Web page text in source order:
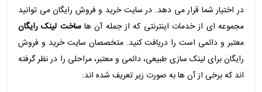
در اختیار شما قرار می دهد. در سایت خرید و فروش رایگان می توانید
مجموعه ای از خدمات اینترنتی که از جمله آن هاساخت لینک رایگان
معتبر و دائمی است را دریافت کنید. متخصصان سایت خرید و فروش
رایگان برای لینک سازی طبیعی، دائمی و معتبر، مراحلی را در نظر گرفته
اند که برخی از آن ها به صورت زیر تعریف شده اند: